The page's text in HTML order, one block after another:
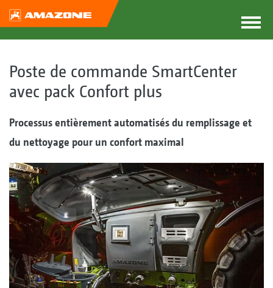
Poste de commande SmartCenter
avec pack Confort plus
Processus entièrement automatisés du remplissage et
du nettoyage pour un confort maximal